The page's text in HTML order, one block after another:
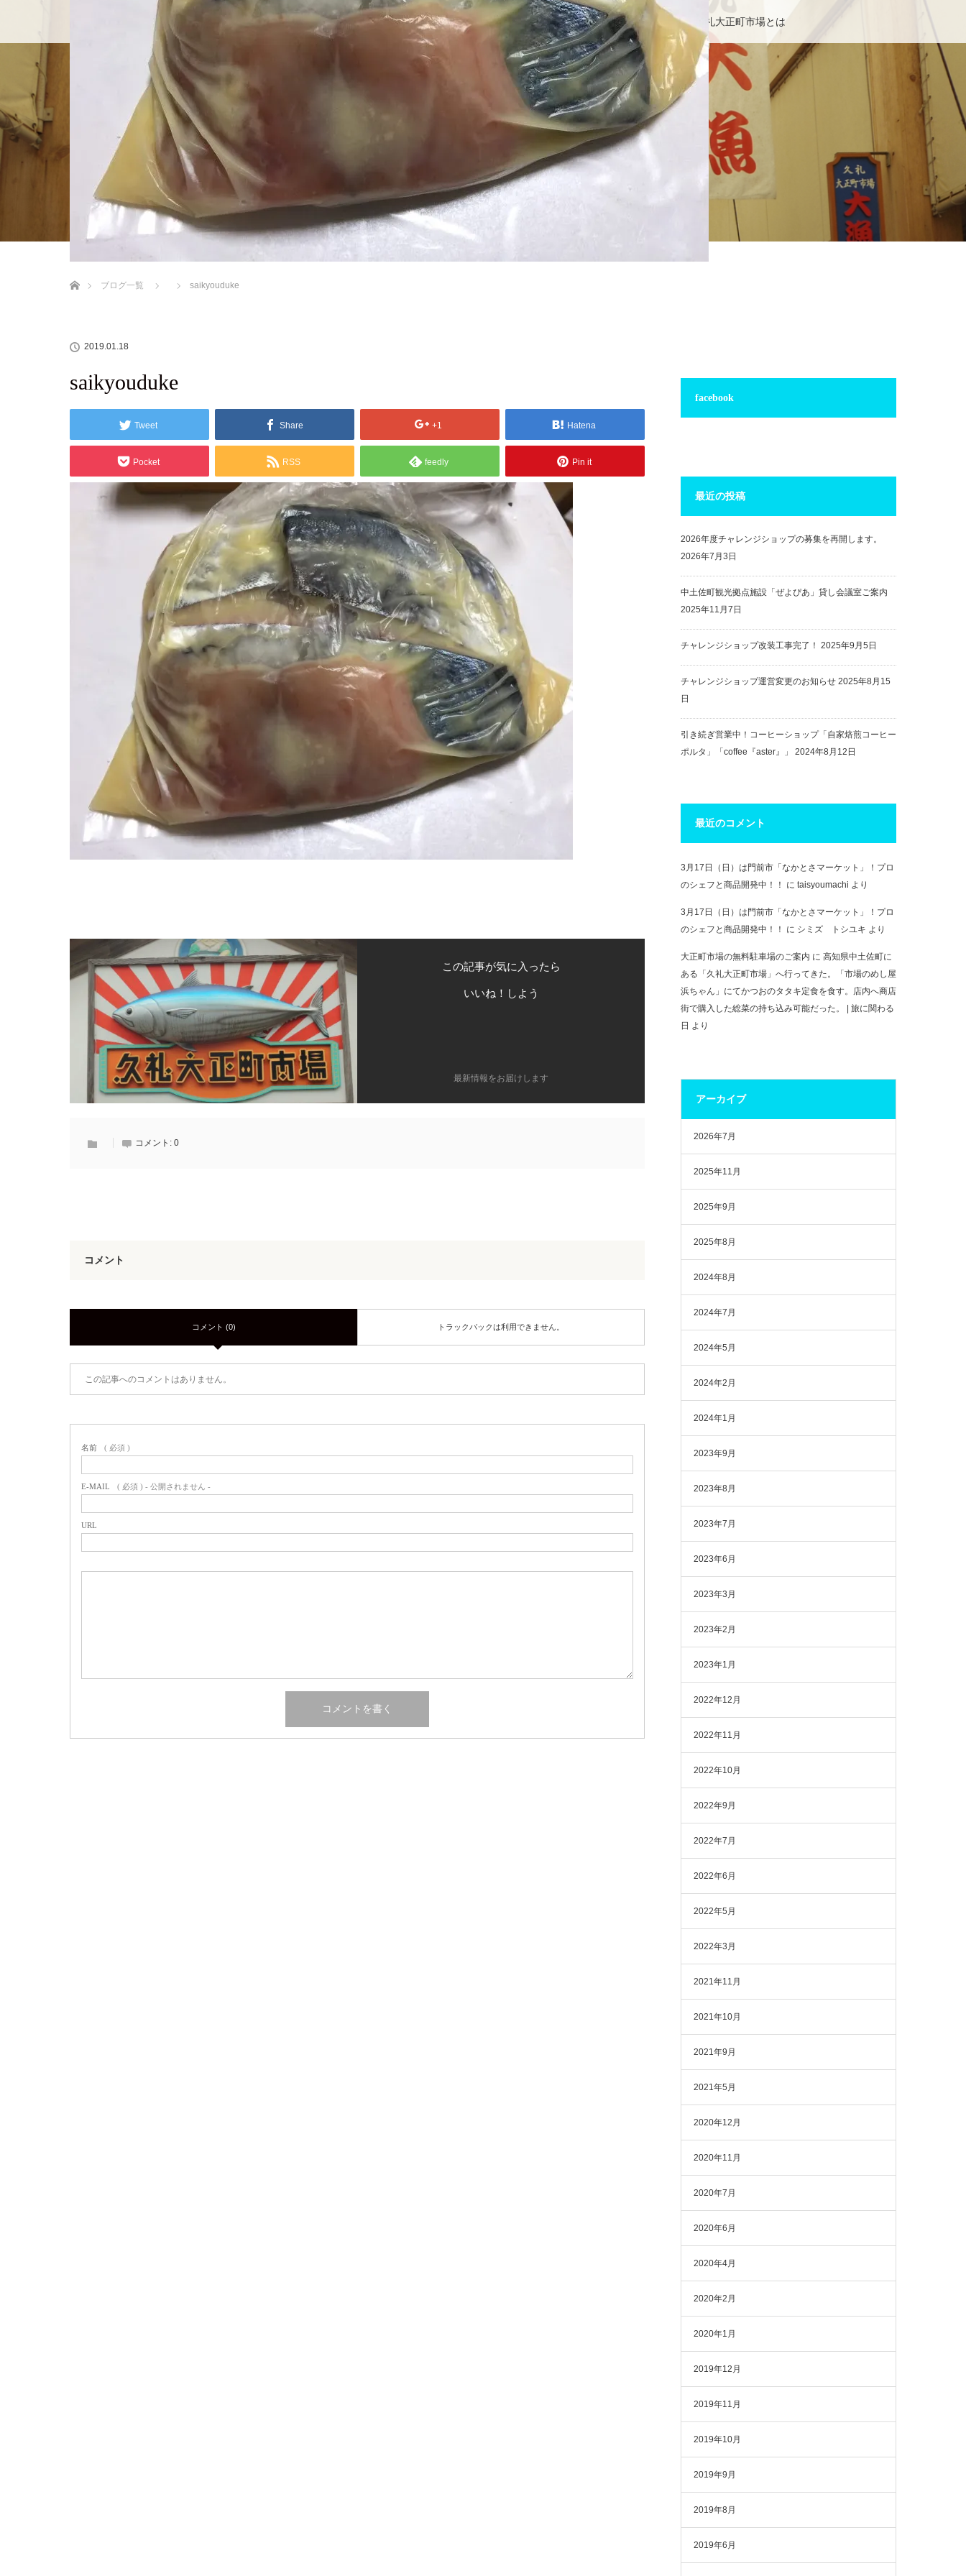
店舗紹介 アクセス・駐車場 カツオHANDBOOK お問い合わせ 久礼大正町市場とは
BLOG
ブログ一覧
saikyouduke
2019.01.18
saikyouduke
Tweet Share +1 Hatena
Pocket RSS feedly Pin it
この記事が気に入ったら
いいね！しよう
最新情報をお届けします
コメント: 0
コメント
コメント (0) トラックバックは利用できません。
この記事へのコメントはありません。
名前 ( 必須 )
E-MAIL ( 必須 ) - 公開されません -
URL
facebook
最近の投稿
2026年度チャレンジショップの募集を再開します。
2026年7月3日
中土佐町観光拠点施設「ぜよぴあ」貸し会議室ご案内
2025年11月7日
チャレンジショップ改装工事完了！ 2025年9月5日
チャレンジショップ運営変更のお知らせ 2025年8月15
日
引き続ぎ営業中！コーヒーショップ「自家焙煎コーヒー
ポルタ」「coffee『aster』」
2024年8月12日
最近のコメント
3月17日（日）は門前市「なかとさマーケット」！プロ
のシェフと商品開発中！！
に taisyoumachi より
3月17日（日）は門前市「なかとさマーケット」！プロ
のシェフと商品開発中！！
に シミズ トシユキ より
大正町市場の無料駐車場のご案内 に 高知県中土佐町に
ある「久礼大正町市場」へ行ってきた。「市場のめし屋
浜ちゃん」にてかつおのタタキ定食を食す。店内へ商店
街で購入した総菜の持ち込み可能だった。 | 旅に関わる
日 より
アーカイブ
2026年7月
2025年11月
2025年9月
2025年8月
2024年8月
2024年7月
2024年5月
2024年2月
2024年1月
2023年9月
2023年8月
2023年7月
2023年6月
2023年3月
2023年2月
2023年1月
2022年12月
2022年11月
2022年10月
2022年9月
2022年7月
2022年6月
2022年5月
2022年3月
2021年11月
2021年10月
2021年9月
2021年5月
2020年12月
2020年11月
2020年7月
2020年6月
2020年4月
2020年2月
2020年1月
2019年12月
2019年11月
2019年10月
2019年9月
2019年8月
2019年6月